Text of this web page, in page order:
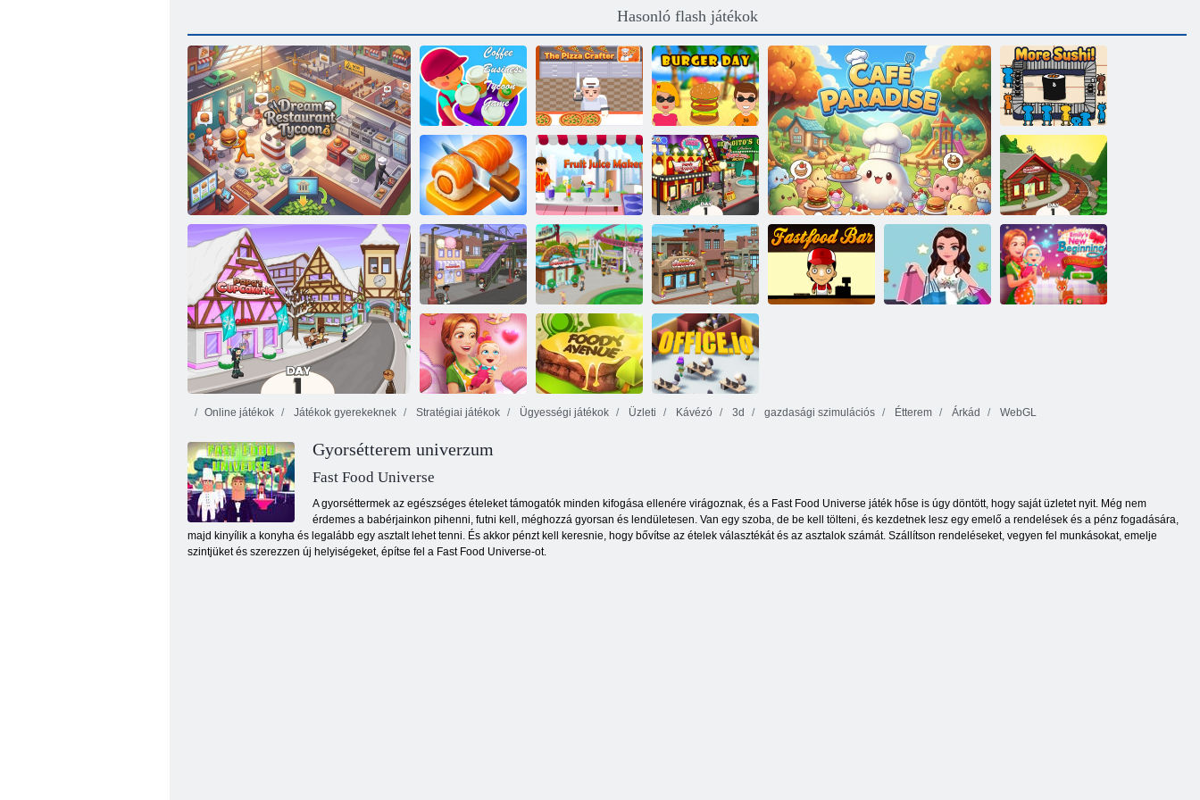
Hasonló flash játékok
Álom étterem Tycoon
Coffee Business
Tycoon játék
A Pizza Crafter Burger nap
Még több
sushit!
Sushi Puzzle Gyümölcsléfőző
Papa’s Cupcakeria
Papa Wingeria
Papa’s
Pancakeria
Papa
Scooperiája
Papa’s
Donuteria
Papa's Cheeseria
New Beginning
Valentin Edition
Online játékok Játékok gyerekeknek Stratégiai játékok Ügyességi játékok Üzleti Kávézó 3d gazdasági szimulációs Étterem Árkád WebGL
Gyorsétterem univerzum
Fast Food Universe
A gyorséttermek az egészséges ételeket támogatók minden kifogása ellenére virágoznak, és a Fast Food Universe játék hőse is úgy döntött, hogy saját üzletet nyit. Még nem
érdemes a babérjainkon pihenni, futni kell, méghozzá gyorsan és lendületesen. Van egy szoba, de be kell tölteni, és kezdetnek lesz egy emelő a rendelések és a pénz fogadására,
majd kinyílik a konyha és legalább egy asztalt lehet tenni. És akkor pénzt kell keresnie, hogy bővítse az ételek választékát és az asztalok számát. Szállítson rendeléseket, vegyen fel munkásokat, emelje
szintjüket és szerezzen új helyiségeket, építse fel a Fast Food Universe-ot.